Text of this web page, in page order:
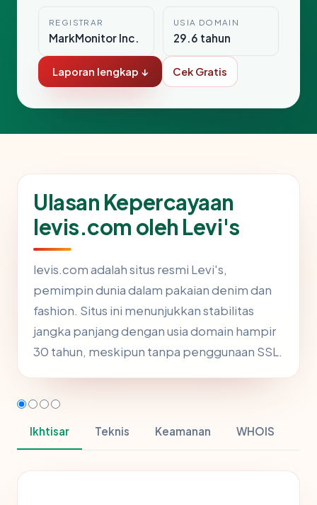
REGISTRAR
MarkMonitor Inc.
USIA DOMAIN
29.6 tahun
Laporan lengkap ↓ Cek Gratis
Ulasan Kepercayaan
levis.com oleh Levi's
levis.com adalah situs resmi Levi's,
pemimpin dunia dalam pakaian denim dan
fashion. Situs ini menunjukkan stabilitas
jangka panjang dengan usia domain hampir
30 tahun, meskipun tanpa penggunaan SSL.
Ikhtisar Teknis Keamanan WHOIS